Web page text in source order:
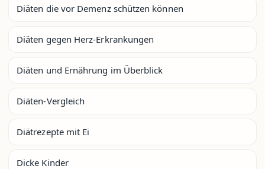
Diäten die vor Demenz schützen können
Diäten gegen Herz-Erkrankungen
Diäten und Ernährung im Überblick
Diäten-Vergleich
Diätrezepte mit Ei
Dicke Kinder